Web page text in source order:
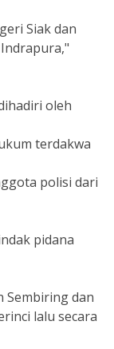
Siak dan
oleh
terdakwa
polisi dari
pidana
Sembiring dan
lalu secara